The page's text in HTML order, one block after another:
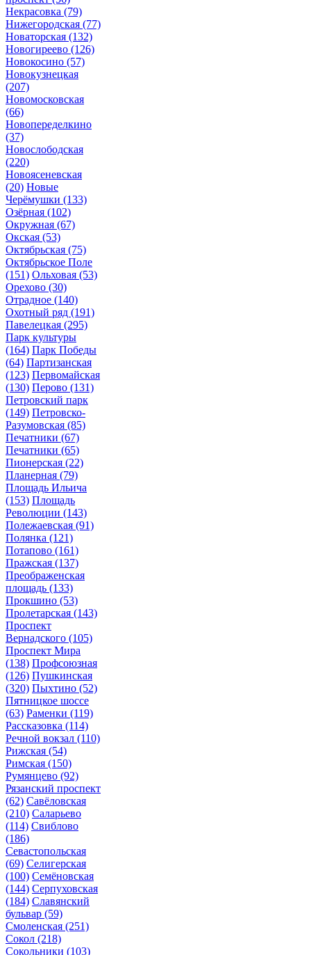
Некрасовка (79)
Нижегородская (77)
Новаторская (132)
Новогиреево (126)
Новокосино (57)
Новокузнецкая
(207)
Новомосковская
(66)
Новопеределкино
(37)
Новослободская
(220)
Новоясеневская
(20) Новые
Черёмушки (133)
Озёрная (102)
Окружная (67)
Окская (53)
Октябрьская (75)
Октябрьское Поле
(151) Ольховая (53)
Орехово (30)
Отрадное (140)
Охотный ряд (191)
Павелецкая (295)
Парк культуры
(164) Парк Победы
(64) Партизанская
(123) Первомайская
(130) Перово (131)
Петровский парк
(149) Петровско-
Разумовская (85)
Печатники (67)
Печатники (65)
Пионерская (22)
Планерная (79)
Площадь Ильича
(153) Площадь
Революции (143)
Полежаевская (91)
Полянка (121)
Потапово (161)
Пражская (137)
Преображенская
площадь (133)
Прокшино (53)
Пролетарская (143)
Проспект
Вернадского (105)
Проспект Мира
(138) Профсоюзная
(126) Пушкинская
(320) Пыхтино (52)
Пятницкое шоссе
(63) Раменки (119)
Рассказовка (114)
Речной вокзал (110)
Рижская (54)
Римская (150)
Румянцево (92)
Рязанский проспект
(62) Савёловская
(210) Саларьево
(114) Свиблово
(186)
Севастопольская
(69) Селигерская
(100) Семёновская
(144) Серпуховская
(184) Славянский
бульвар (59)
Смоленская (251)
Сокол (218)
Сокольники (103)